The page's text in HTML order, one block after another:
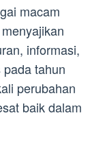
macam
informasi,
tahun
perubahan
baik dalam